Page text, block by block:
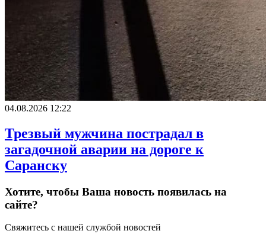
04.08.2026 12:22
Трезвый мужчина пострадал в
загадочной аварии на дороге к
Саранску
Хотите, чтобы Ваша новость появилась на
сайте?
Свяжитесь с нашей службой новостей